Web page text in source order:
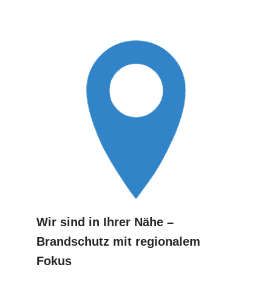
Wir sind in Ihrer Nähe –
Brandschutz mit regionalem
Fokus